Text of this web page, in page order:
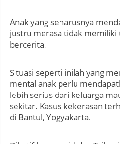
Anak yang seharusnya
justru merasa tidak
bercerita.
Situasi seperti inilah yang
mental anak perlu
lebih serius dari keluarga
sekitar. Kasus kekerasan
di Bantul, Yogyakarta.